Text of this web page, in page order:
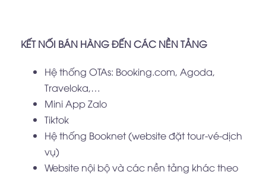
KẾT NỐI BÁN HÀNG ĐẾN CÁC NỀN TẢNG
Hệ thống OTAs: Booking.com, Agoda,
Traveloka,…
Mini App Zalo
Tiktok
Hệ thống Booknet (website đặt tour-vé-dịch
vụ)
Website nội bộ và các nền tảng khác theo